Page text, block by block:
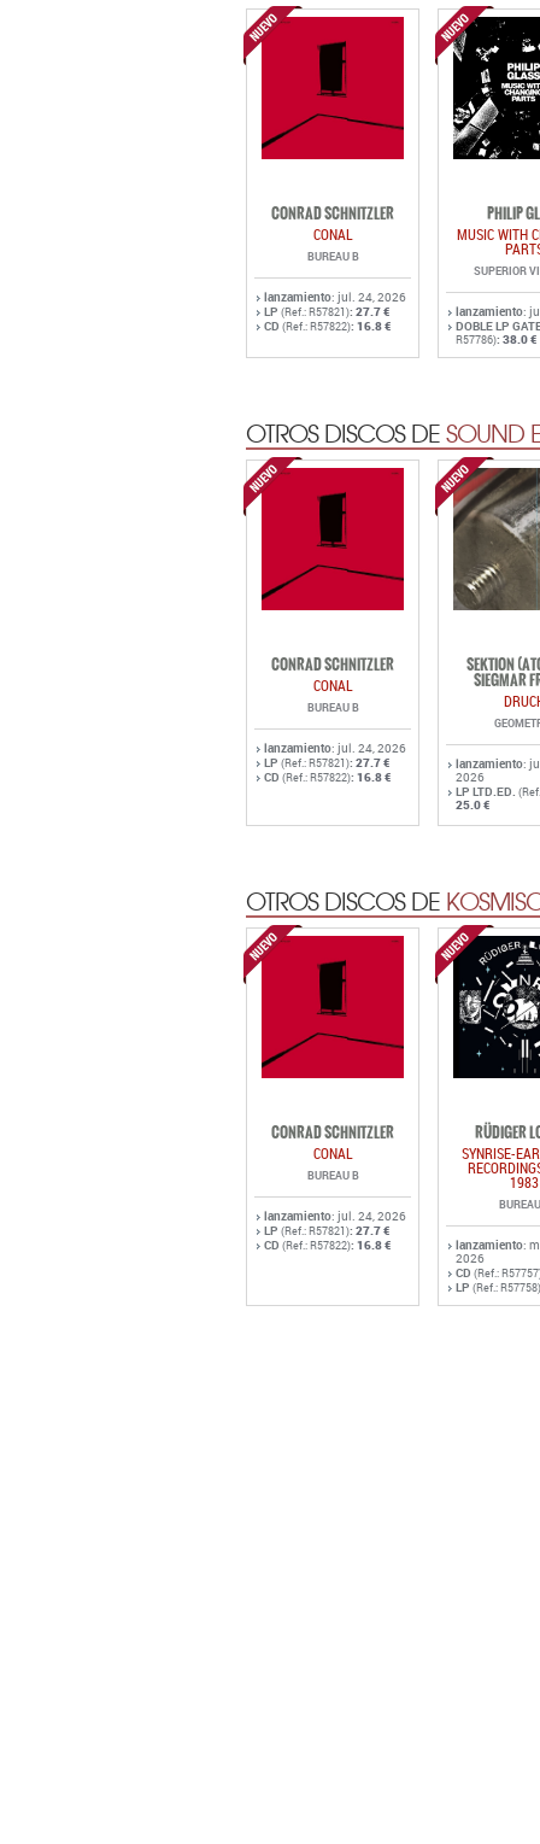
CONRAD SCHNITZLER
CONAL
BUREAU B
lanzamiento: jul. 24, 2026
LP (Ref.: R57821): 27.7 €
CD (Ref.: R57822): 16.8 €
PHILIP
MUSIC WITH
SUPERIOR
lanzamiento:
DOBLE LP
R57786): 38.0 €
OTROS DISCOS DESOUND
CONRAD SCHNITZLER
CONAL
BUREAU B
lanzamiento: jul. 24, 2026
LP (Ref.: R57821): 27.7 €
CD (Ref.: R57822): 16.8 €
SEKTION
SIEGMAR
lanzamiento:
2026
LP LTD.ED.
25.0 €
OTROS DISCOS DE
CONRAD SCHNITZLER
CONAL
BUREAU B
lanzamiento: jul. 24, 2026
LP (Ref.: R57821): 27.7 €
CD (Ref.: R57822): 16.8 €
RÜDIGER
SYNRISE-
1983
lanzamiento:
2026
CD (Ref.:
LP (Ref.: R57758)